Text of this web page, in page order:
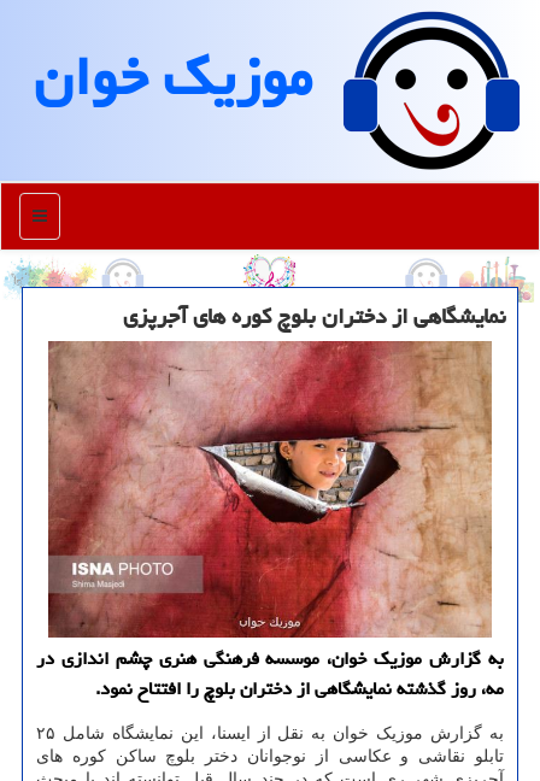
موزیك خوان
منو
نمایشگاهی از دختران بلوچ کوره های آجرپزی
به گزارش موزیک خوان، موسسه فرهنگی هنری چشم اندازی در
مه، روز گذشته نمایشگاهی از دختران بلوچ را افتتاح نمود.
به گزارش موزیک خوان به نقل از ایسنا، این نمایشگاه شامل ۲۵
تابلو نقاشی و عکاسی از نوجوانان دختر بلوچ ساکن کوره های